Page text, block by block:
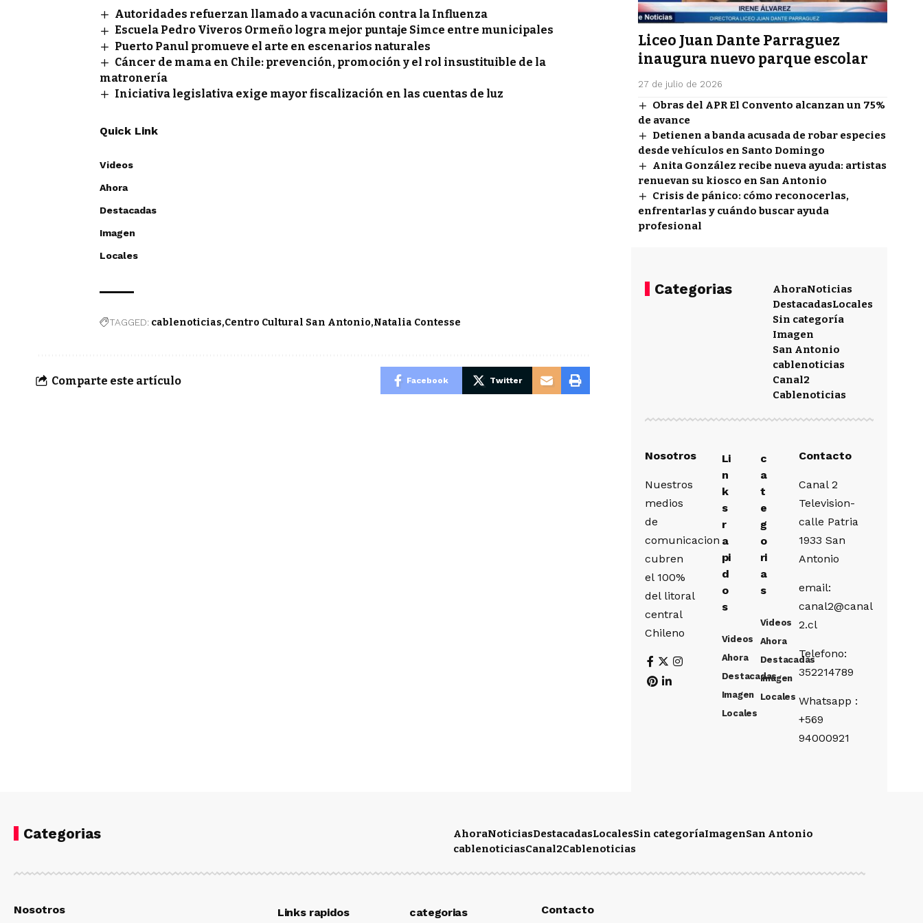
Autoridades refuerzan llamado a vacunación contra la Influenza
Escuela Pedro Viveros Ormeño logra mejor puntaje Simce entre municipales
Puerto Panul promueve el arte en escenarios naturales
Cáncer de mama en Chile: prevención, promoción y el rol insustituible de la
matronería
Iniciativa legislativa exige mayor fiscalización en las cuentas de luz
Quick Link
Videos
Ahora
Destacadas
Imagen
Locales
TAGGED: cablenoticias Centro Cultural San Antonio Natalia Contesse
Comparte este artículo Facebook Twitter
Liceo Juan Dante Parraguez
inaugura nuevo parque escolar
27 de julio de 2026
Obras del APR El Convento alcanzan un 75%
de avance
Detienen a banda acusada de robar especies
desde vehículos en Santo Domingo
Anita González recibe nueva ayuda: artistas
renuevan su kiosco en San Antonio
Crisis de pánico: cómo reconocerlas,
enfrentarlas y cuándo buscar ayuda
profesional
Categorias AhoraNoticias
DestacadasLocales
Sin categoría
Imagen
San Antonio
cablenoticias
Canal2
Cablenoticias
Nosotros
Nuestros
medios
de
comunicacion
cubren
el 100%
del litoral
central
Chileno
Li
n
k
s
r
a
pi
d
o
s
Videos
Ahora
Destacadas
Imagen
Locales
c
a
t
e
g
o
ri
a
s
Videos
Ahora
Destacadas
Imagen
Locales
Contacto
Canal 2
Television-
calle Patria
1933 San
Antonio
email:
canal2@canal
2.cl
Telefono:
352214789
Whatsapp :
+569
94000921
Categorias AhoraNoticiasDestacadasLocalesSin categoríaImagenSan Antonio
cablenoticiasCanal2Cablenoticias
Nosotros Links rapidos categorias Contacto